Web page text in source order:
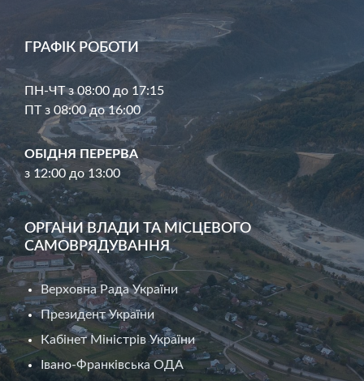
ГРАФІК РОБОТИ
ПН-ЧТ з 08:00 до 17:15
ПТ з 08:00 до 16:00
ОБІДНЯ ПЕРЕРВА
з 12:00 до 13:00
ОРГАНИ ВЛАДИ ТА МІСЦЕВОГО
САМОВРЯДУВАННЯ
Верховна Рада України
Президент України
Кабінет Міністрів України
Івано-Франківська ОДА